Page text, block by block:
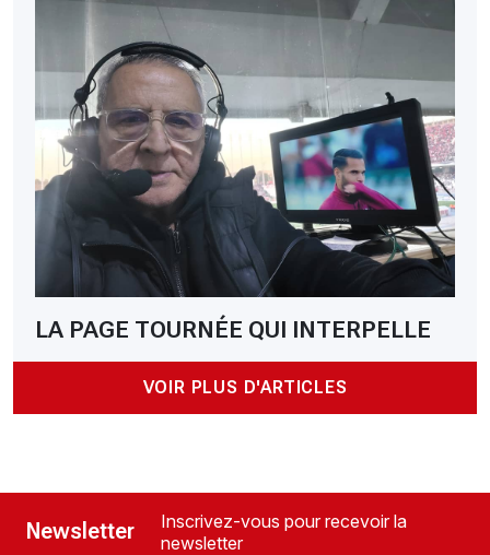
LA PAGE TOURNÉE QUI INTERPELLE
VOIR PLUS D'ARTICLES
Newsletter
Inscrivez-vous pour recevoir la
newsletter